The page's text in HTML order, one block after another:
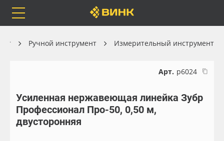
Каталог
Orafol
Весь каталог
Рулонные материалы
Ручной инструмент Измерительный инструмент
Арт. р6024
Усиленная нержавеющая линейка Зубр
Профессионал Про-50, 0,50 м,
двусторонняя